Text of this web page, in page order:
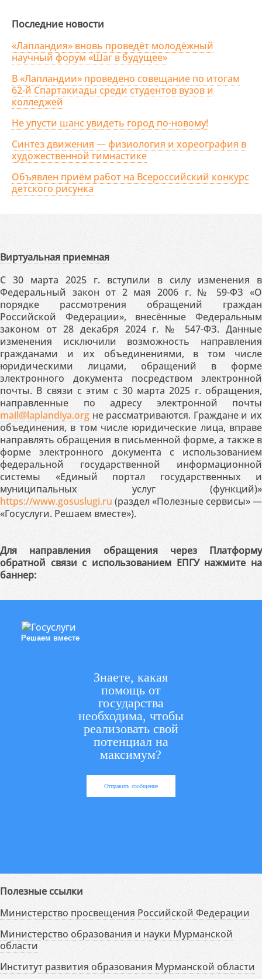
Последние новости
«Лапландия» вновь проведёт молодёжный
научный форум «Шаг в будущее»
В «Лапландии» проведено совещание по итогам
62-й Спартакиады среди студентов вузов и
колледжей
Не упусти шанс увидеть город по-новому!
Синтез движения — физиология и хореография в
художественной гимнастике
Объявлен приём работ на Всероссийский конкурс
детского рисунка
Виртуальная приемная
С 30 марта 2025 г. вступили в силу изменения в
Федеральный закон от 2 мая 2006 г. № 59-ФЗ «О
порядке рассмотрения обращений граждан
Российской Федерации», внесённые Федеральным
законом от 28 декабря 2024 г. № 547-ФЗ. Данные
изменения исключили возможность направления
гражданами и их объединениями, в том числе
юридическими лицами, обращений в форме
электронного документа посредством электронной
почты. В связи с этим с 30 марта 2025 г. обращения,
направленные по адресу электронной почты
mail@laplandiya.org не рассматриваются. Граждане и их
объединения, в том числе юридические лица, вправе
направлять обращения в письменной форме, а также в
форме электронного документа с использованием
федеральной государственной информационной
системы «Единый портал государственных и
муниципальных услуг (функций)»
https://www.gosuslugi.ru (раздел «Полезные сервисы» —
«Госуслуги. Решаем вместе»).
Для направления обращения через Платформу
обратной связи с использованием ЕПГУ нажмите на
баннер:
Решаем вместе
Знаете, какая
помощь от
государства
необходима, чтобы
реализовать свой
потенциал на
максимум?
Отправить сообщение
Полезные ссылки
Министерство просвещения Российской Федерации
Министерство образования и науки Мурманской
области
Институт развития образования Мурманской области